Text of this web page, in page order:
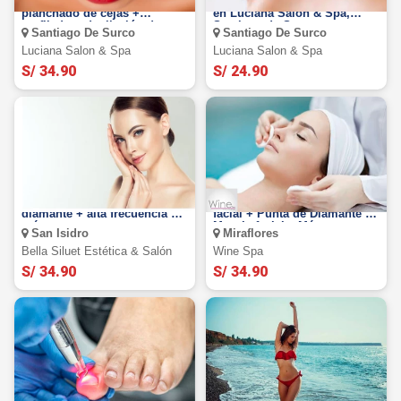
planchado de cejas +
perfilado + depilación de
bozo
Santiago De Surco
Luciana Salon & Spa
S/ 34.90
en Luciana Salón & Spa,
Santiago de Surco
Santiago De Surco
Luciana Salon & Spa
S/ 24.90
Limpieza facial + punta de
diamante + alta frecuencia y
más
San Isidro
Bella Siluet Estética & Salón
S/ 34.90
Limpieza facial : Exfoliación
facial + Punta de Diamante +
Masaje facial y Más
Miraflores
Wine Spa
S/ 34.90